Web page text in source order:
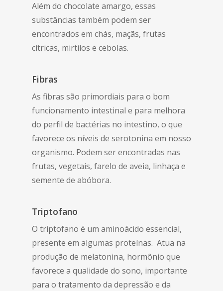
Além do chocolate amargo, essas
substâncias também podem ser
encontrados em chás, maçãs, frutas
cítricas, mirtilos e cebolas.
Fibras
As fibras são primordiais para o bom
funcionamento intestinal e para melhora
do perfil de bactérias no intestino, o que
favorece os níveis de serotonina em nosso
organismo. Podem ser encontradas nas
frutas, vegetais, farelo de aveia, linhaça e
semente de abóbora.
Triptofano
O triptofano é um aminoácido essencial,
presente em algumas proteínas. Atua na
produção de melatonina, hormônio que
favorece a qualidade do sono, importante
para o tratamento da depressão e da